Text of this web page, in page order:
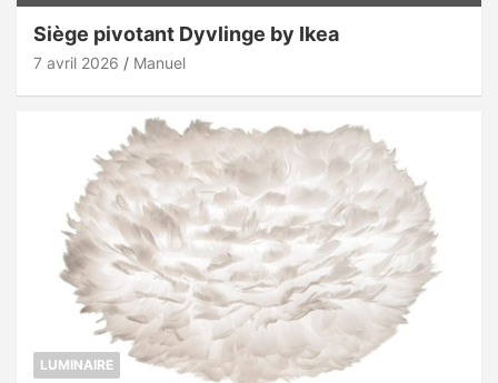
Siège pivotant Dyvlinge by Ikea
7 avril 2026 Manuel
LUMINAIRE